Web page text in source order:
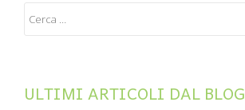
ULTIMI ARTICOLI DAL BLOG